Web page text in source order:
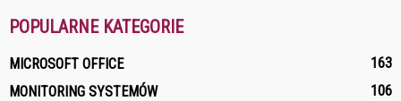
POPULARNE KATEGORIE
MICROSOFT OFFICE
163
MONITORING SYSTEMÓW
106